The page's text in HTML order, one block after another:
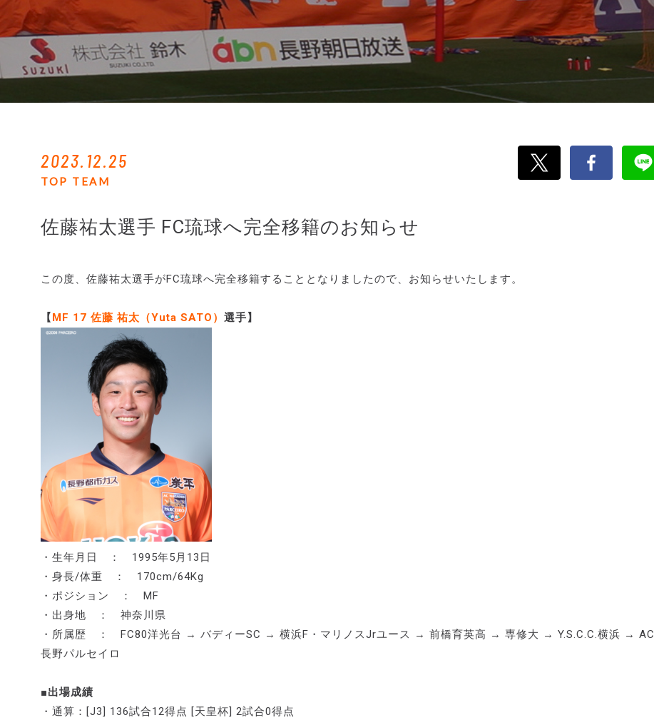
2023.12.25
TOP TEAM
佐藤祐太選手 FC琉球へ完全移籍のお知らせ
この度、佐藤祐太選手がFC琉球へ完全移籍することとなりましたので、お知らせいたします。
【MF 17 佐藤 祐太（Yuta SATO） 選手】
・生年月日 ： 1995年5月13日
・身長/体重 ： 170cm/64Kg
・ポジション ： MF
・出身地 ： 神奈川県
・所属歴 ： FC80洋光台 → バディーSC → 横浜F・マリノスJrユース → 前橋育英高 → 専修大 → Y.S.C.C.横浜 → AC
長野パルセイロ
■出場成績
・通算：[J3] 136試合12得点 [天皇杯] 2試合0得点